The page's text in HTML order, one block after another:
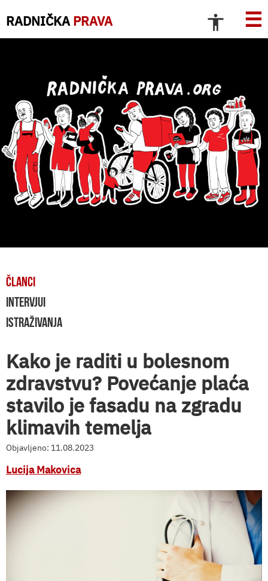
RADNIČKA PRAVA ☰
ČLANCI
INTERVJUI
ISTRAŽIVANJA
Kako je raditi u bolesnom
zdravstvu? Povećanje plaća
stavilo je fasadu na zgradu
klimavih temelja
Objavljeno: 11.08.2023
Lucija Makovica